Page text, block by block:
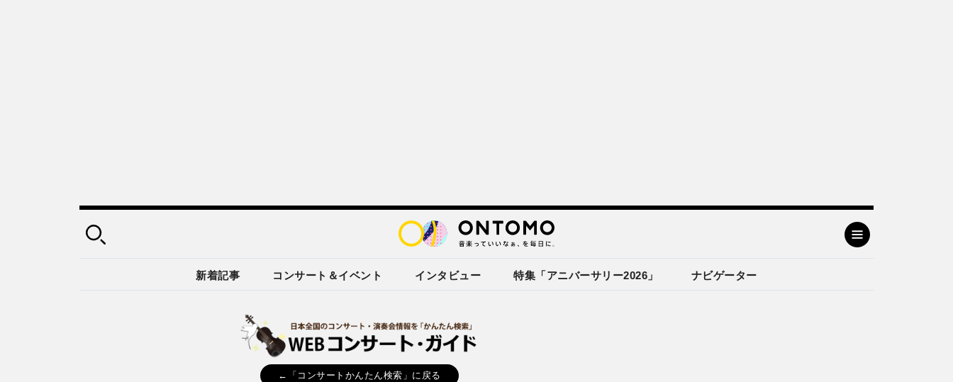
新着記事 コンサート＆イベント インタビュー 特集「アニバーサリー2026」 ナビゲーター
←「コンサートかんたん検索」に戻る